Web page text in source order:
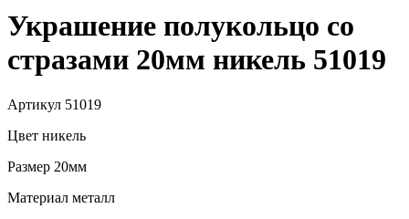
Украшение полукольцо со
стразами 20мм никель 51019
Артикул 51019
Цвет никель
Размер 20мм
Материал металл